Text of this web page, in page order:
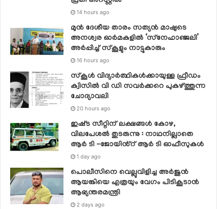
14 hours ago
മുൻ ദേശീയ താരം സത്യൻ മാഷുടെ
അനശ്വര ഓർമകളിൽ ‘സ്‌നേഹാഞ്ജലി’
അർപ്പിച്ച് സ്കൂളും നാട്ടുകാരും
16 hours ago
സ്‌കൂള്‍ വിദ്യാര്‍ത്ഥികള്‍ക്കായുള്ള ഫ്രീഡം
ക്വിസില്‍ വി ഡി സവര്‍ക്കറെ പുകഴ്ത്തുന്ന
ചോദ്യാവലി
20 hours ago
ഇഷ്‌ട സീറ്റിന് ലക്ഷങ്ങൾ കോഴ,
വിലപേശൽ തുടരുന്നു : നാഥനില്ലാതെ
ആർ ടി -ജോയിൻ്റ് ആർ ടി ഓഫീസുകൾ
1 day ago
പൊലീസിനെ വെല്ലുവിളിച്ച അര്‍ജുന്‍
ആയങ്കിയെ എത്രയും വേഗം പിടികൂടാന്‍
ആഭ്യന്തരമന്ത്രി
2 days ago